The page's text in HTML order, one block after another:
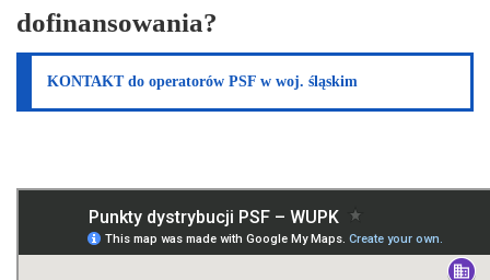
dofinansowania?
KONTAKT do operatorów PSF w woj. śląskim